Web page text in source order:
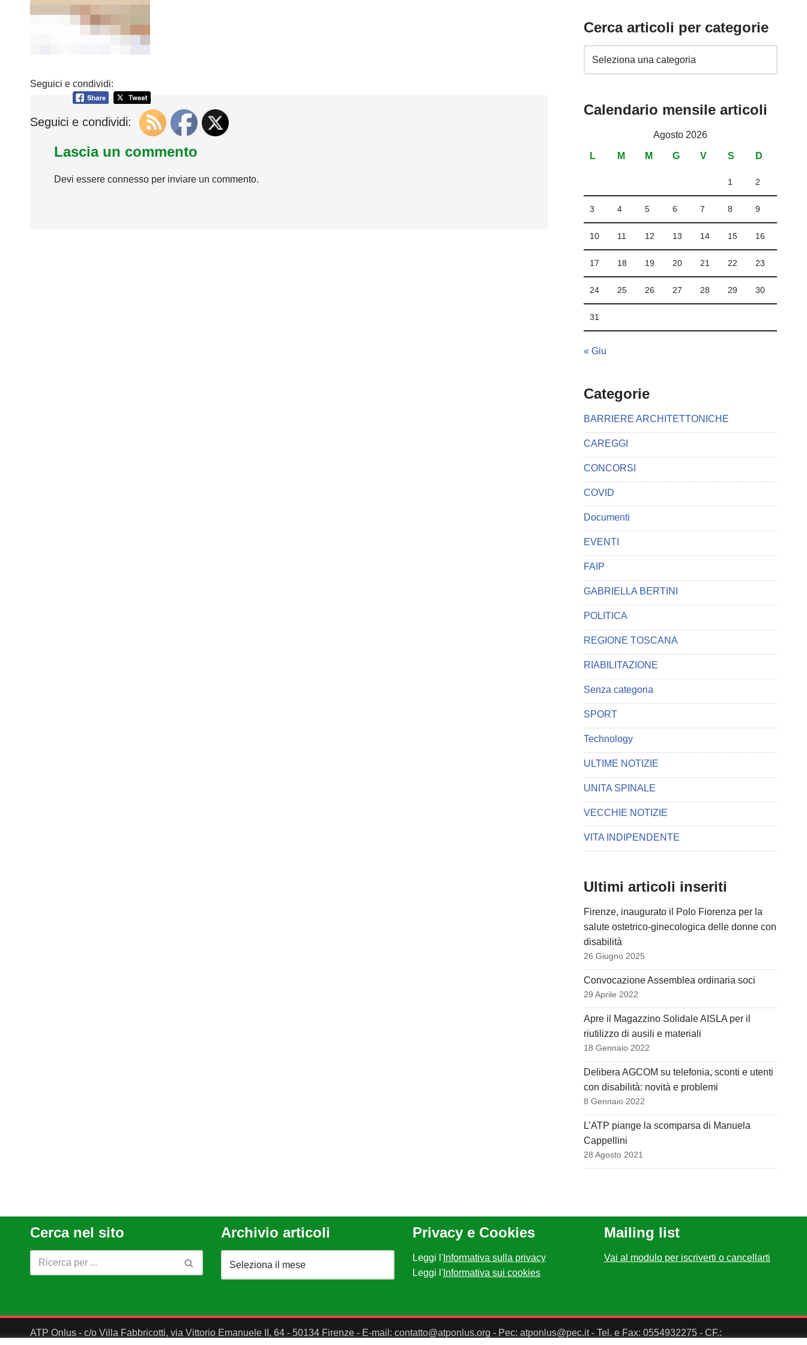
Seguici e condividi:
Seguici e condividi:
Lascia un commento
Devi essere connessoper inviare un commento.
Cerca articoli per categorie
Calendario mensile articoli
Agosto 2026
L M M G V S D
1 2
3 4 5 6 7 8 9
10 11 12 13 14 15 16
17 18 19 20 21 22 23
24 25 26 27 28 29 30
31
« Giu
Categorie
BARRIERE ARCHITETTONICHE
CAREGGI
CONCORSI
COVID
Documenti
EVENTI
FAIP
GABRIELLA BERTINI
POLITICA
REGIONE TOSCANA
RIABILITAZIONE
Senza categoria
SPORT
Technology
ULTIME NOTIZIE
UNITA SPINALE
VECCHIE NOTIZIE
VITA INDIPENDENTE
Ultimi articoli inseriti
Firenze, inaugurato il Polo Fiorenza per la
salute ostetrico-ginecologica delle donne con
disabilità
26 Giugno 2025
Convocazione Assemblea ordinaria soci
29 Aprile 2022
Apre il Magazzino Solidale AISLA per il
riutilizzo di ausili e materiali
18 Gennaio 2022
Delibera AGCOM su telefonia, sconti e utenti
con disabilità: novità e problemi
8 Gennaio 2022
L’ATP piange la scomparsa di Manuela
Cappellini
28 Agosto 2021
Cerca nel sito Archivio articoli Privacy e Cookies
Leggi l' Informativa sulla privacy
Leggi l' Informativa sui cookies
Mailing list
Vai al modulo per iscriverti o cancellarti
ATP Onlus - c/o Villa Fabbricotti, via Vittorio Emanuele II, 64 - 50134 Firenze - E-mail: contatto@atponlus.org - Pec: atponlus@pec.it - Tel. e Fax: 0554932275 - CF.: